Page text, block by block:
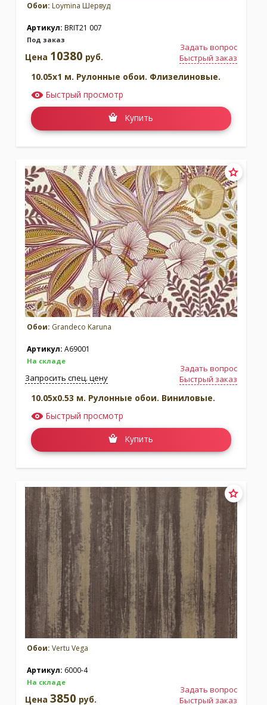
Обои: Loymina Шервуд
Артикул: BRIT21 007
Под заказ
Задать вопрос
Быстрый заказ
Цена 10380 руб.
10.05x1 м. Рулонные обои. Флизелиновые.
Быстрый просмотр
Купить
Обои: Grandeco Karuna
Артикул: A69001
На складе
Задать вопрос
Быстрый заказ
Запросить спец. цену
10.05x0.53 м. Рулонные обои. Виниловые.
Быстрый просмотр
Купить
Обои: Vertu Vega
Артикул: 6000-4
На складе
Задать вопрос
Быстрый заказ
Цена 3850 руб.